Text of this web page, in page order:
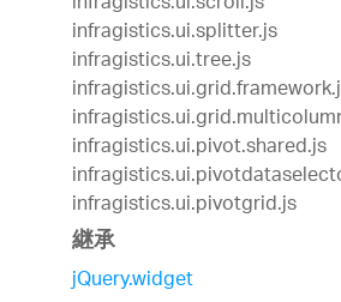
infragistics.ui.splitter.js
infragistics.ui.tree.js
infragistics.ui.pivot.shared.js
infragistics.ui.pivotgrid.js
継承
jQuery.widget